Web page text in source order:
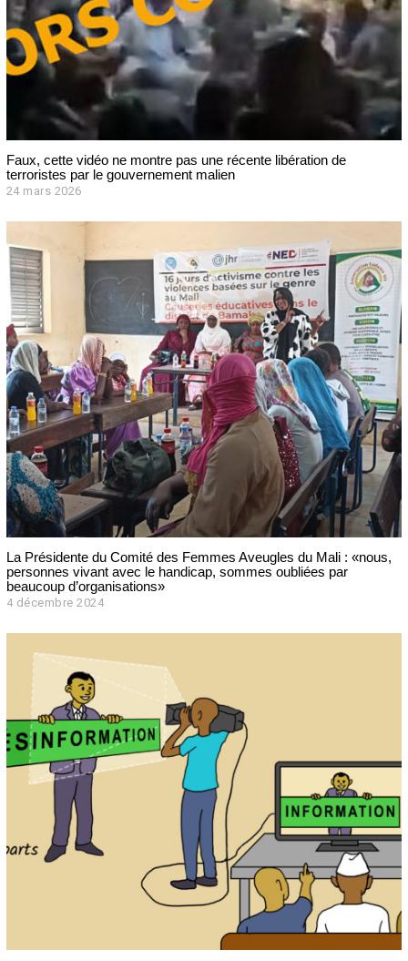
Faux, cette vidéo ne montre pas une récente libération de
terroristes par le gouvernement malien
24 mars 2026
m
r
s
2
0
2
6
La Présidente du Comité des Femmes Aveugles du Mali : «nous,
personnes vivant avec le handicap, sommes oubliées par
beaucoup d’organisations»
4 décembre 2024
é
e
m
r
e
2
0